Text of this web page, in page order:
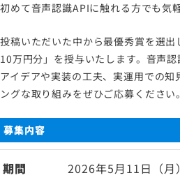
初めて音声認識APIに触れる方でも気
投稿いただいた中から最優秀賞を選
10万円分」を授与いたします。音声
アイデアや実装の工夫、実運用での
ングな取り組みをぜひご応募ください。
募集内容
期間
2026年5月11日（月